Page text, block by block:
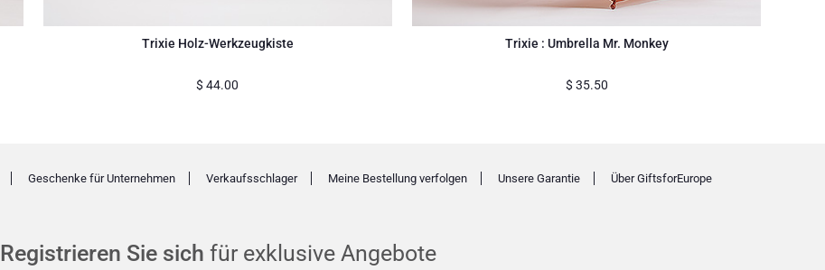
Trixie Holz-Werkzeugkiste
$ 44.00
Trixie : Umbrella Mr. Monkey
$ 35.50
Registrieren Sie sich für exklusive Angebote
Geschenke für Unternehmen Verkaufsschlager Meine Bestellung verfolgen Unsere Garantie Über GiftsforEurope